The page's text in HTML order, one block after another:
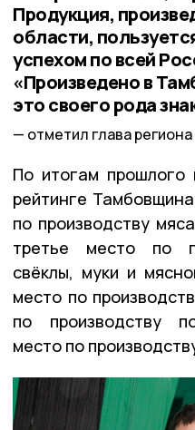
Продукция,
области,
успехом по всей
«Произведено в
это своего рода
отметил глава
По итогам прошлого
рейтинге
по производству
третье место по
свёклы, муки и
место по
по производству
место по